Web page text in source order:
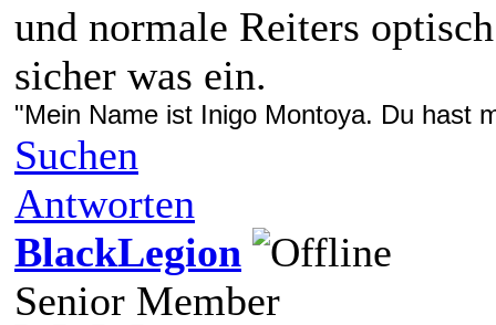
und normale Reiters
sicher was ein.
"Mein Name ist Inigo Montoya. Du hast
Suchen
Antworten
BlackLegion
Senior Member